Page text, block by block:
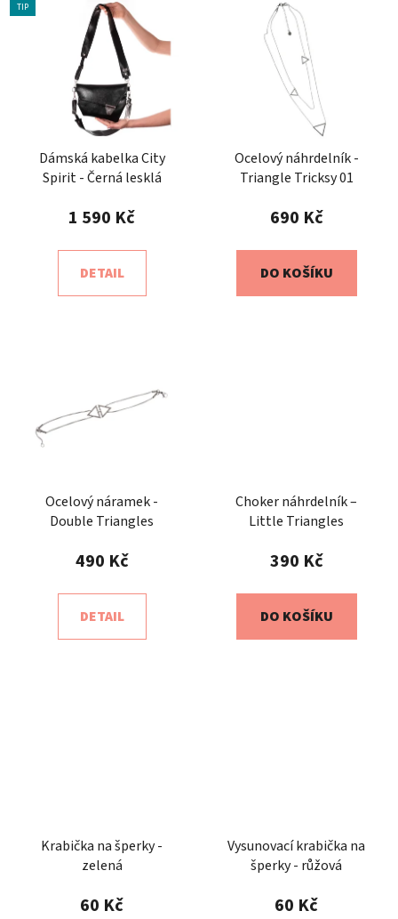
TIP
Dámská kabelka City
Spirit - Černá lesklá
1 590 Kč
DETAIL
Ocelový náhrdelník -
Triangle Tricksy 01
690 Kč
DO KOŠÍKU
Ocelový náramek -
Double Triangles
490 Kč
DETAIL
Choker náhrdelník –
Little Triangles
390 Kč
DO KOŠÍKU
Krabička na šperky -
zelená
60 Kč
Vysunovací krabička na
šperky - růžová
60 Kč